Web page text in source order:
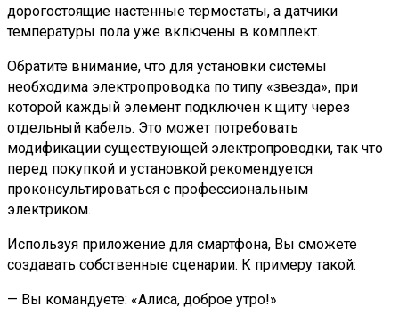
дорогостоящие настенные термостаты, а датчики
температуры пола уже включены в комплект.
Обратите внимание, что для установки системы
необходима электропроводка по типу «звезда», при
которой каждый элемент подключен к щиту через
отдельный кабель. Это может потребовать
модификации существующей электропроводки, так что
перед покупкой и установкой рекомендуется
проконсультироваться с профессиональным
электриком.
Используя приложение для смартфона, Вы сможете
создавать собственные сценарии. К примеру такой:
— Вы командуете: «Алиса, доброе утро!»